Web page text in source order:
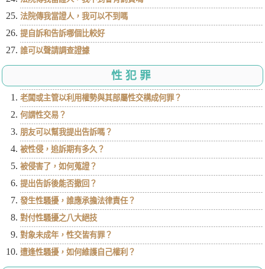
法院傳我當證人，我可以不到嗎
提自訴和告訴哪個比較好
誰可以聲請調查證據
性犯罪
老闆或主管以利用權勢與其部屬性交構成何罪？
何謂性交易？
朋友可以幫我提出告訴嗎？
被性侵，追訴期有多久？
被侵害了，如何蒐證？
提出告訴後能否撤回？
發生性騷擾，誰應承擔法律責任？
對付性騷擾之八大絕技
對象未成年，性交皆有罪？
遭逢性騷擾，如何維護自己權利？